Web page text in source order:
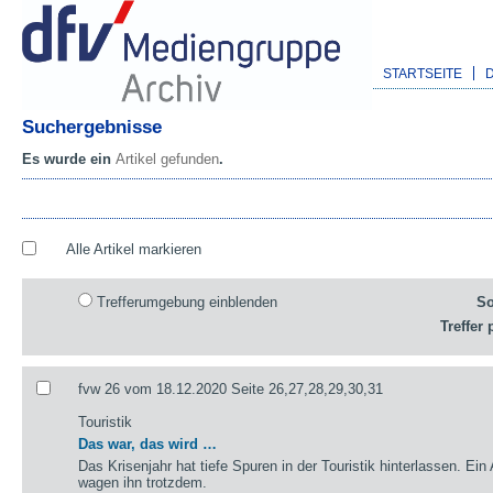
STARTSEITE
Suchergebnisse
Es wurde ein Artikel gefunden.
Alle Artikel markieren
Trefferumgebung einblenden
Treffer
fvw 26 vom 18.12.2020 Seite 26,27,28,29,30,31
Touristik
Das war, das wird …
Das Krisenjahr hat tiefe Spuren in der Touristik hinterlassen.
wagen ihn trotzdem.